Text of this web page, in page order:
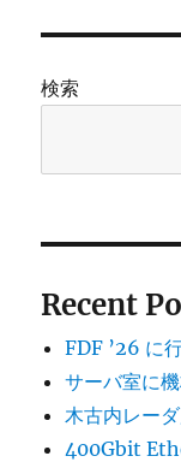
検索
Recent
FDF ’26 に
サーバ室に
木古内レー
400Gbit